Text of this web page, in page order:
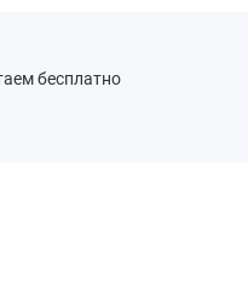
бесплатно